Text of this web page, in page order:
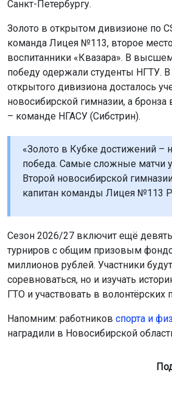
«Золото в Кубке достижений –
победа. Самые сложные матчи у
Второй новосибирской
капитан команды Лицея №113
Сезон 2026/27 включит ещё девять
миллионов рублей. Участники будут
соревноваться, но и изучать
ГТО и участвовать в волонтёрских
Напомним: работниковспорта и
Автор: Алиса Новохатская
публикации автора